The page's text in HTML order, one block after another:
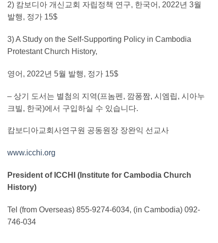
2) 캄보디아 개신교회 자립정책 연구, 한국어, 2022년 3월
발행, 정가 15$
3) A Study on the Self-Supporting Policy in Cambodia
Protestant Church History,
영어, 2022년 5월 발행, 정가 15$
– 상기 도서는 별첨의 지역(프놈펜, 깜퐁짬, 시엠립, 시아누
크빌, 한국)에서 구입하실 수 있습니다.
캄보디아교회사연구원 공동원장 장완익 선교사
www.icchi.org
President of ICCHI (Institute for Cambodia Church
History)
Tel (from Overseas) 855-9274-6034, (in Cambodia) 092-
746-034